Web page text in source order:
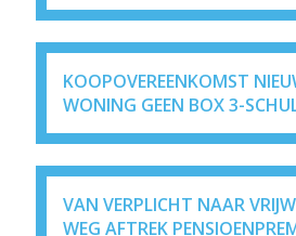
KOOPOVEREENKOMST
WONING GEEN BOX 3-
VAN VERPLICHT NAAR
WEG AFTREK